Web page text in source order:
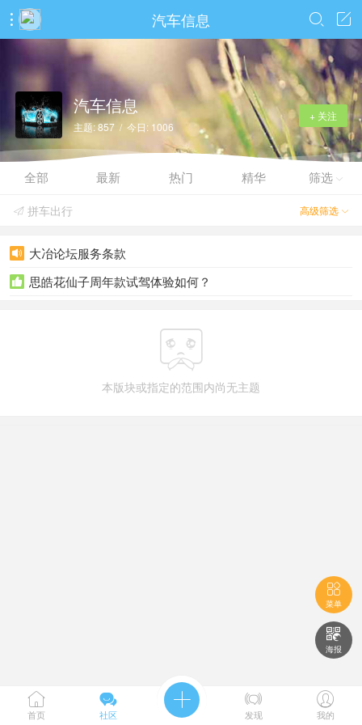
 汽车信息 

+ 关注
汽车信息
主题: 857 / 今日: 1006
全部 最新 热门 精华 筛选 
高级筛选 
 拼车出行
 大冶论坛服务条款
 思皓花仙子周年款试驾体验如何？

本版块或指定的范围内尚无主题

菜单

海报

首页

社区
 
发现

我的